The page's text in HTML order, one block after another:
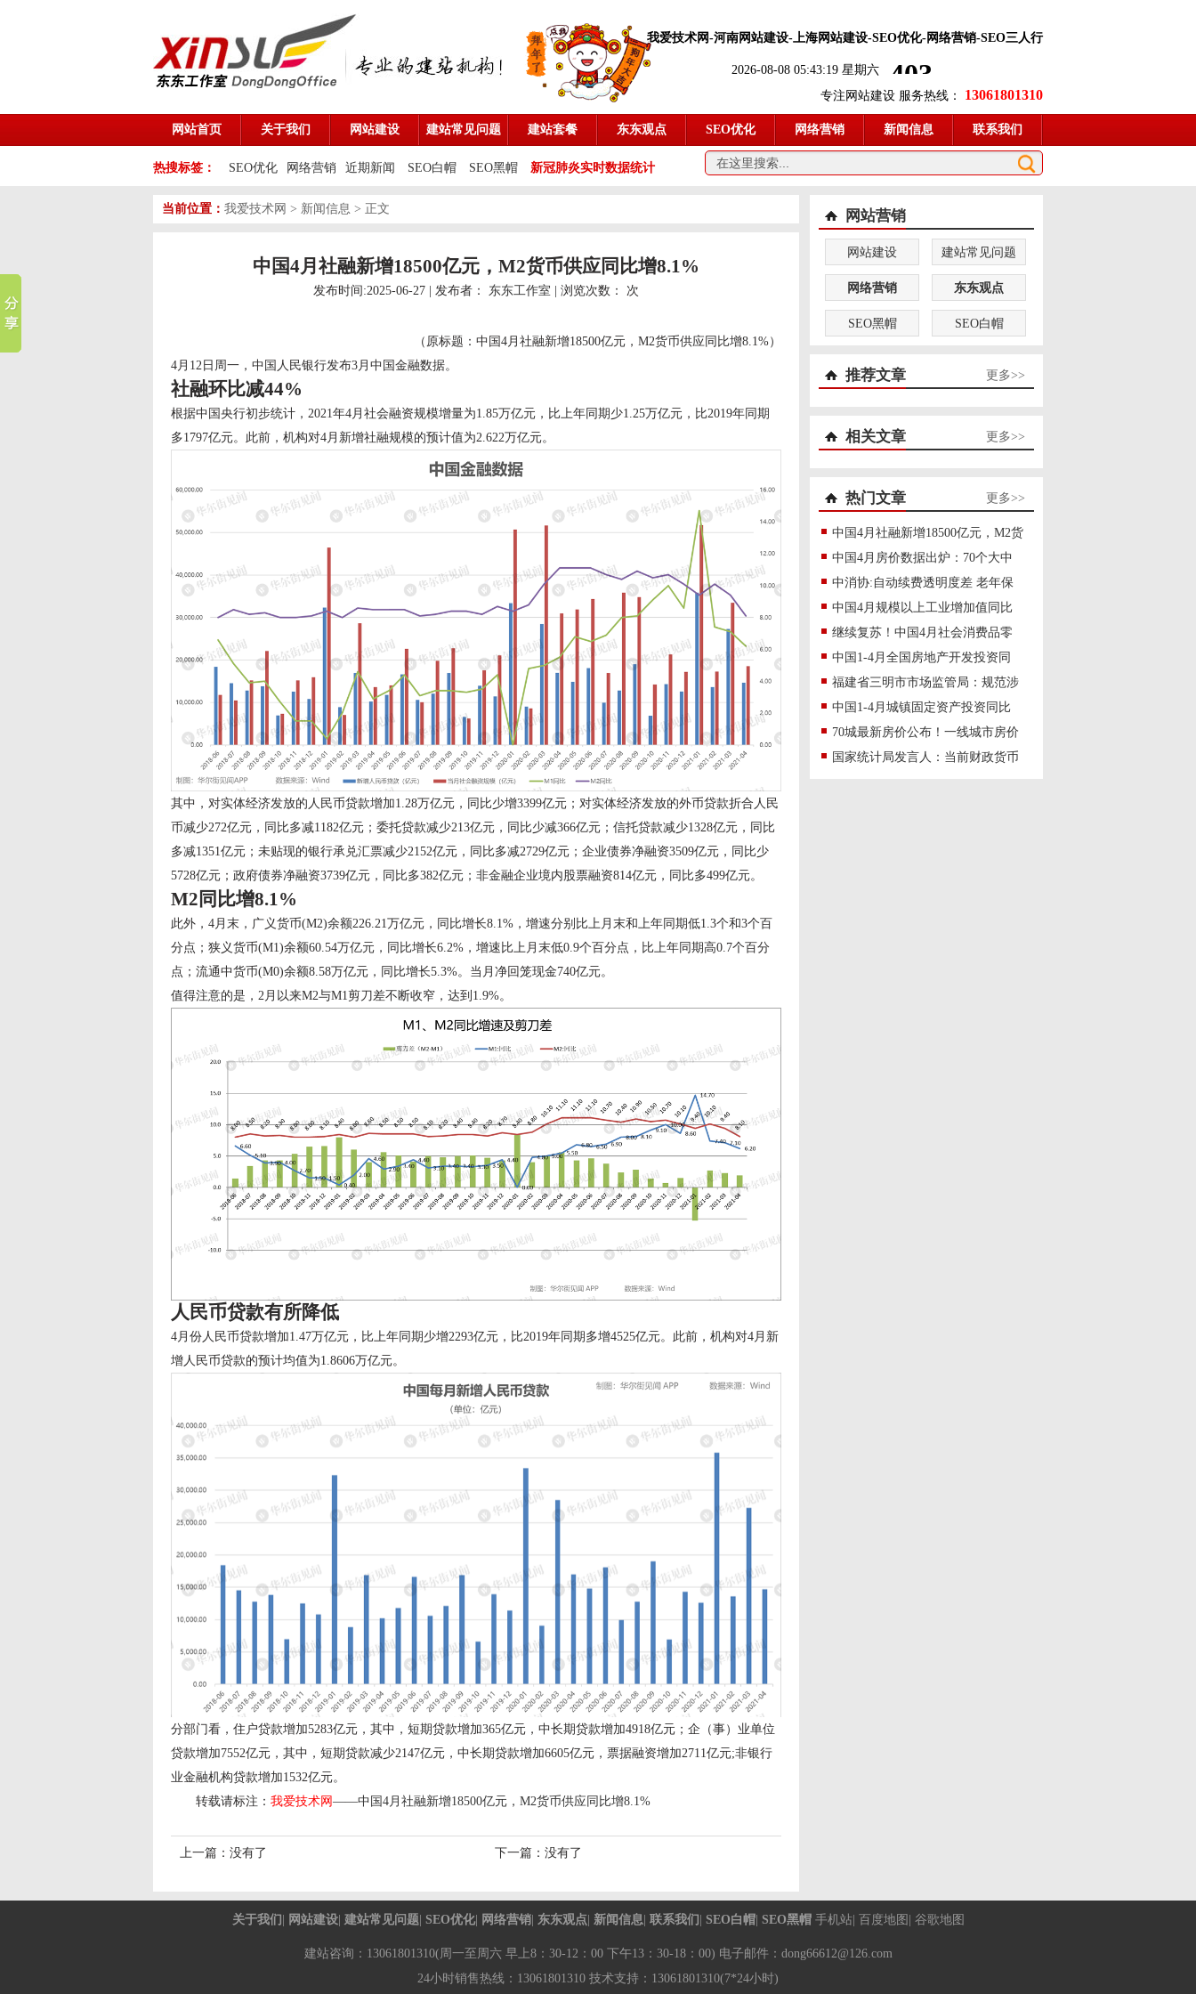
我爱技术网-河南网站建设-上海网站建设-SEO优化-网络营销-SEO三人行
2026-08-08 05:43:20 星期六
专注网站建设 服务热线： 13061801310
网站首页 关于我们 网站建设 建站常见问题 建站套餐 东东观点 SEO优化 网络营销 新闻信息 联系我们
热搜标签： SEO优化 网络营销 近期新闻 SEO白帽 SEO黑帽 新冠肺炎实时数据统计
当前位置： 我爱技术网 > 新闻信息 > 正文
中国4月社融新增18500亿元，M2货币供应同比增8.1%
发布时间:2025-06-27 | 发布者： 东东工作室 | 浏览次数： 次
（原标题：中国4月社融新增18500亿元，M2货币供应同比增8.1%）
4月12日周一，中国人民银行发布3月中国金融数据。
社融环比减44%
根据中国央行初步统计，2021年4月社会融资规模增量为1.85万亿元，比上年同期少1.25万亿元，比2019年同期
多1797亿元。此前，机构对4月新增社融规模的预计值为2.622万亿元。
其中，对实体经济发放的人民币贷款增加1.28万亿元，同比少增3399亿元；对实体经济发放的外币贷款折合人民
币减少272亿元，同比多减1182亿元；委托贷款减少213亿元，同比少减366亿元；信托贷款减少1328亿元，同比
多减1351亿元；未贴现的银行承兑汇票减少2152亿元，同比多减2729亿元；企业债券净融资3509亿元，同比少
5728亿元；政府债券净融资3739亿元，同比多382亿元；非金融企业境内股票融资814亿元，同比多499亿元。
M2同比增8.1%
此外，4月末，广义货币(M2)余额226.21万亿元，同比增长8.1%，增速分别比上月末和上年同期低1.3个和3个百
分点；狭义货币(M1)余额60.54万亿元，同比增长6.2%，增速比上月末低0.9个百分点，比上年同期高0.7个百分
点；流通中货币(M0)余额8.58万亿元，同比增长5.3%。当月净回笼现金740亿元。
值得注意的是，2月以来M2与M1剪刀差不断收窄，达到1.9%。
人民币贷款有所降低
4月份人民币贷款增加1.47万亿元，比上年同期少增2293亿元，比2019年同期多增4525亿元。此前，机构对4月新
增人民币贷款的预计均值为1.8606万亿元。
分部门看，住户贷款增加5283亿元，其中，短期贷款增加365亿元，中长期贷款增加4918亿元；企（事）业单位
贷款增加7552亿元，其中，短期贷款减少2147亿元，中长期贷款增加6605亿元，票据融资增加2711亿元;非银行
业金融机构贷款增加1532亿元。
转载请标注： 我爱技术网 ——中国4月社融新增18500亿元，M2货币供应同比增8.1%
上一篇：没有了 下一篇：没有了
网站营销
网站建设 建站常见问题
网络营销 东东观点
SEO黑帽 SEO白帽
推荐文章 更多>>
相关文章 更多>>
热门文章 更多>>
中国4月社融新增18500亿元，M2货
中国4月房价数据出炉：70个大中
中消协:自动续费透明度差 老年保
中国4月规模以上工业增加值同比
继续复苏！中国4月社会消费品零
中国1-4月全国房地产开发投资同
福建省三明市市场监管局：规范涉
中国1-4月城镇固定资产投资同比
70城最新房价公布！一线城市房价
国家统计局发言人：当前财政货币
关于我们 网站建设| 建站常见问题 SEO优化| 网络营销| 东东观点 新闻信息 联系我们 SEO白帽| SEO黑帽 手机站| 百度地图 谷歌地图
建站咨询：13061801310(周一至周六 早上8：30-12：00 下午13：30-18：00) 电子邮件：dong66612@126.com
24小时销售热线：13061801310 技术支持：13061801310(7*24小时)